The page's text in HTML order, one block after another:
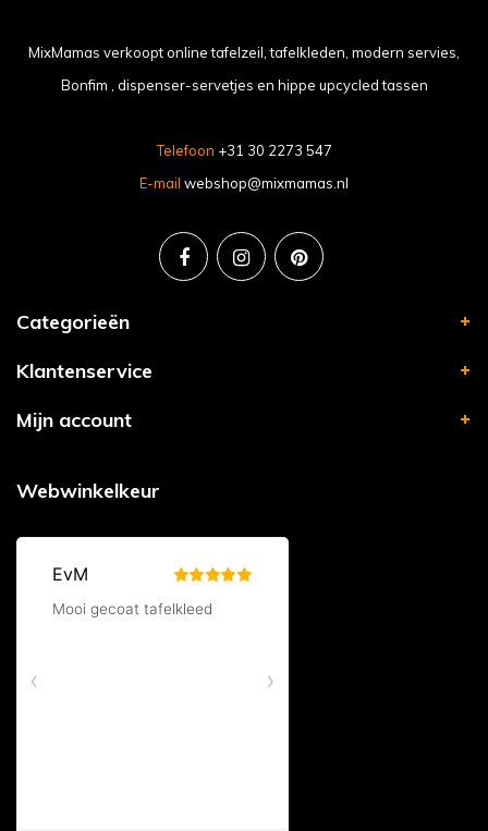
MixMamas verkoopt online tafelzeil, tafelkleden, modern servies,
Bonfim , dispenser-servetjes en hippe upcycled tassen
Telefoon +31 30 2273 547
E-mail webshop@mixmamas.nl
Categorieën
Klantenservice
Mijn account
Webwinkelkeur